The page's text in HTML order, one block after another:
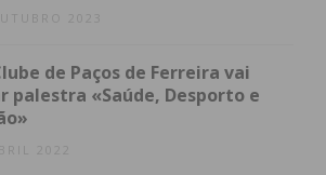
2023
de Paços de Ferreira vai
palestra «Saúde, Desporto e
2022